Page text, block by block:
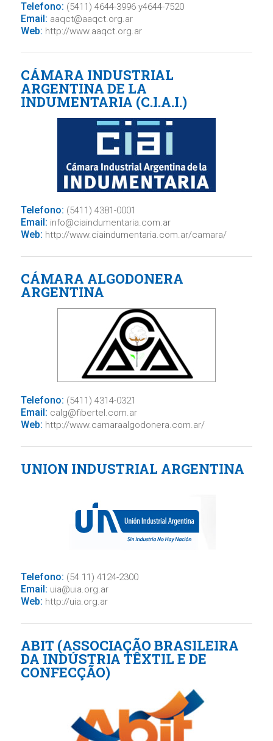
Telefono: (5411) 4644-3996 y4644-7520
Email: aaqct@aaqct.org.ar
Web: http://www.aaqct.org.ar
CÁMARA INDUSTRIAL
ARGENTINA DE LA
INDUMENTARIA (C.I.A.I.)
Telefono: (5411) 4381-0001
Email: info@ciaindumentaria.com.ar
Web: http://www.ciaindumentaria.com.ar/camara/
CÁMARA ALGODONERA
ARGENTINA
Telefono: (5411) 4314-0321
Email: calg@fibertel.com.ar
Web: http://www.camaraalgodonera.com.ar/
UNION INDUSTRIAL ARGENTINA
Telefono: (54 11) 4124-2300
Email: uia@uia.org.ar
Web: http://uia.org.ar
ABIT (ASSOCIAÇÃO BRASILEIRA
DA INDÚSTRIA TÊXTIL E DE
CONFECÇÃO)